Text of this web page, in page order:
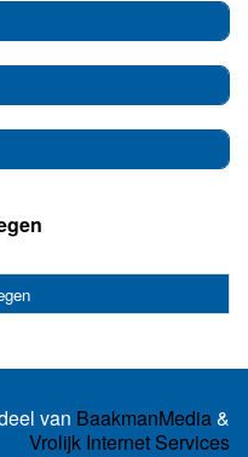
van BaakmanMedia&
Vrolijk Internet Services